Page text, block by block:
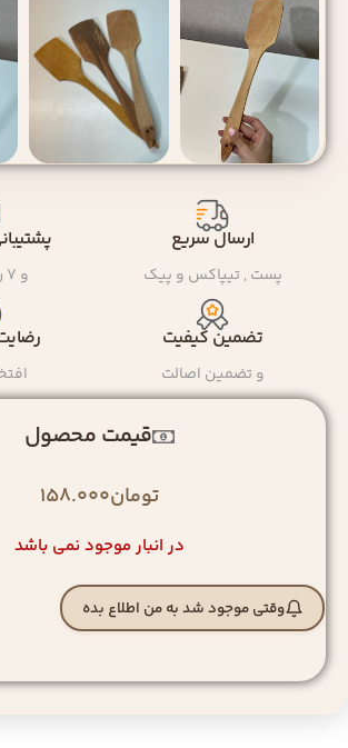
ارسال سریع
پست , تیپاکس و پیک
پشتیبانی ۲۴
و ۷ روز هفته
تضمین کیفیت
و تضمین اصالت
قیمت محصول
تومان158.000
در انبار موجود نمی باشد
وقتی موجود شد به من اطلاع بده